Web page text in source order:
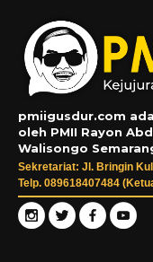
pmiigusdur.com
oleh PMII Rayon
Walisongo
Sekretariat: Jl. Bringin
Telp. 089618407484